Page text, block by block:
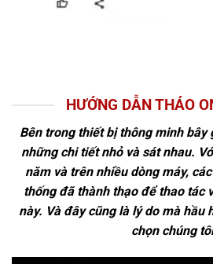
HƯỚNG DẪN THÁO
Bên trong thiết bị thông minh bây
những chi tiết nhỏ và sát nhau.
năm và trên nhiều dòng máy,
thống đã thành thạo để thao tác
này. Và đây cũng là lý do mà hầu
chọn chúng